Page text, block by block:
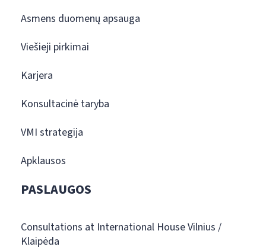
Asmens duomenų apsauga
Viešieji pirkimai
Karjera
Konsultacinė taryba
VMI strategija
Apklausos
PASLAUGOS
Consultations at International House Vilnius /
Klaipėda